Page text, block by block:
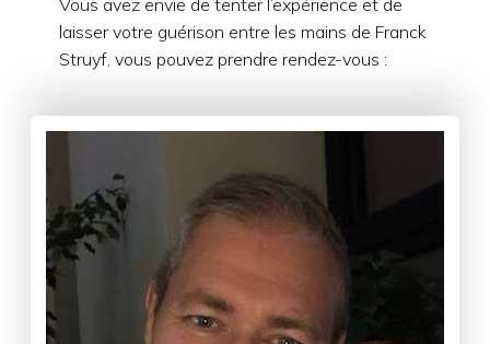
laisser votre guérison entre les mains de Franck
Struyf, vous pouvez prendre rendez-vous :